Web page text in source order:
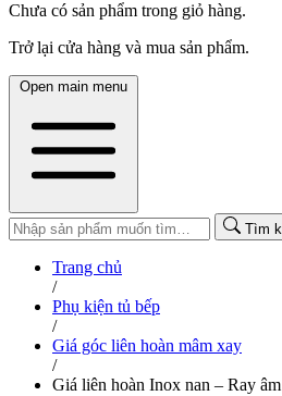
Chưa có sản phẩm trong giỏ hàng.
Trở lại cửa hàng và mua sản phẩm.
Open main menu
Tìm
Trang chủ
/
Phụ kiện tủ bếp
/
Giá góc liên hoàn mâm xay
/
Giá liên hoàn Inox nan – Ray